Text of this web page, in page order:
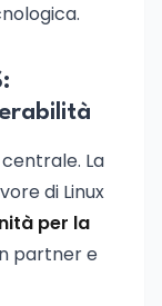
La
di Linux
per la
partner e